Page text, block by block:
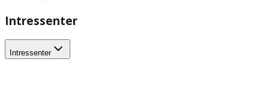
Intressenter
Intressenter